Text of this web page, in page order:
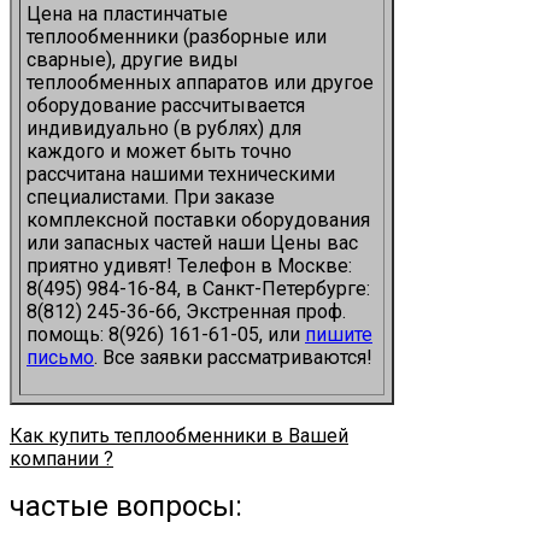
Цена на пластинчатые
теплообменники (разборные или
сварные), другие виды
теплообменных аппаратов или другое
оборудование рассчитывается
индивидуально (в рублях) для
каждого и может быть точно
рассчитана нашими техническими
специалистами. При заказе
комплексной поставки оборудования
или запасных частей наши Цены вас
приятно удивят! Телефон в Москве:
8(495) 984-16-84, в Санкт-Петербурге:
8(812) 245-36-66, Экстренная проф.
помощь: 8(926) 161-61-05, или пишите
письмо. Все заявки рассматриваются!
Как купить теплообменники в Вашей
компании ?
частые вопросы: